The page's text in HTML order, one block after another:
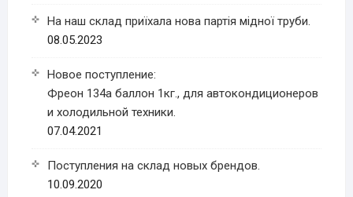
На наш склад приїхала нова партія мідної труби.
08.05.2023
Новое поступление:
Фреон 134a баллон 1кг., для автокондиционеров
и холодильной техники.
07.04.2021
Поступления на склад новых брендов.
10.09.2020